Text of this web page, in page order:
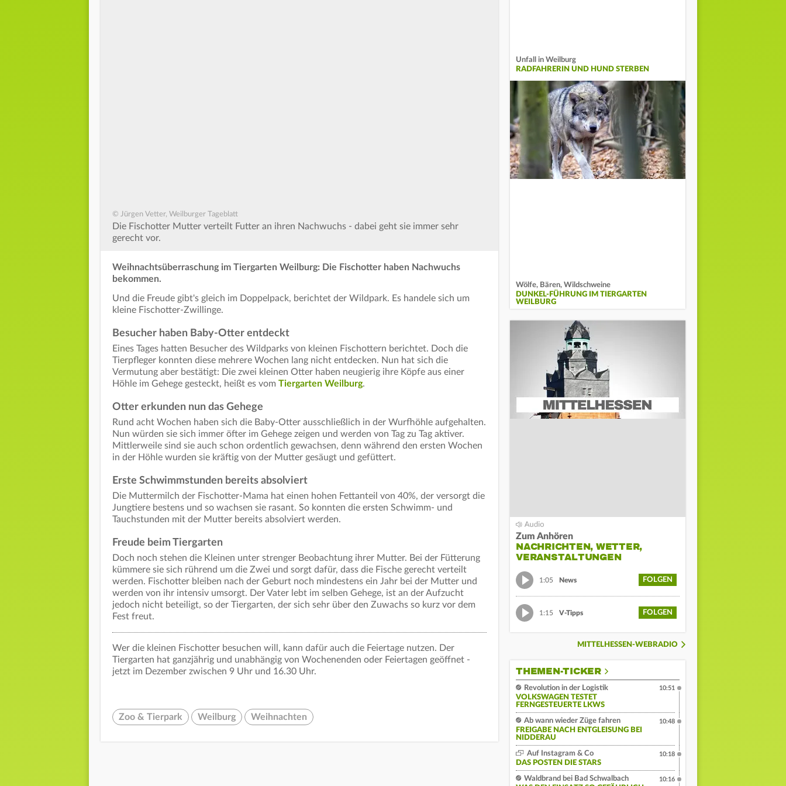
© Jürgen Vetter, Weilburger Tageblatt
Die Fischotter Mutter verteilt Futter an ihren Nachwuchs - dabei geht sie immer sehr
gerecht vor.
Weihnachtsüberraschung im Tiergarten Weilburg: Die Fischotter haben Nachwuchs
bekommen.
Und die Freude gibt's gleich im Doppelpack, berichtet der Wildpark. Es handele sich um
kleine Fischotter-Zwillinge.
Besucher haben Baby-Otter entdeckt
Eines Tages hatten Besucher des Wildparks von kleinen Fischottern berichtet. Doch die
Tierpfleger konnten diese mehrere Wochen lang nicht entdecken. Nun hat sich die
Vermutung aber bestätigt: Die zwei kleinen Otter haben neugierig ihre Köpfe aus einer
Höhle im Gehege gesteckt, heißt es vom Tiergarten Weilburg.
Otter erkunden nun das Gehege
Rund acht Wochen haben sich die Baby-Otter ausschließlich in der Wurfhöhle aufgehalten.
Nun würden sie sich immer öfter im Gehege zeigen und werden von Tag zu Tag aktiver.
Mittlerweile sind sie auch schon ordentlich gewachsen, denn während den ersten Wochen
in der Höhle wurden sie kräftig von der Mutter gesäugt und gefüttert.
Erste Schwimmstunden bereits absolviert
Die Muttermilch der Fischotter-Mama hat einen hohen Fettanteil von 40%, der versorgt die
Jungtiere bestens und so wachsen sie rasant. So konnten die ersten Schwimm- und
Tauchstunden mit der Mutter bereits absolviert werden.
Freude beim Tiergarten
Doch noch stehen die Kleinen unter strenger Beobachtung ihrer Mutter. Bei der Fütterung
kümmere sie sich rührend um die Zwei und sorgt dafür, dass die Fische gerecht verteilt
werden. Fischotter bleiben nach der Geburt noch mindestens ein Jahr bei der Mutter und
werden von ihr intensiv umsorgt. Der Vater lebt im selben Gehege, ist an der Aufzucht
jedoch nicht beteiligt, so der Tiergarten, der sich sehr über den Zuwachs so kurz vor dem
Fest freut.
Wer die kleinen Fischotter besuchen will, kann dafür auch die Feiertage nutzen. Der
Tiergarten hat ganzjährig und unabhängig von Wochenenden oder Feiertagen geöffnet -
jetzt im Dezember zwischen 9 Uhr und 16.30 Uhr.
Zoo & Tierpark Weilburg Weihnachten
Unfall in Weilburg
RADFAHRERIN UND HUND STERBEN
Wölfe, Bären, Wildschweine
DUNKEL-FÜHRUNG IM TIERGARTEN
WEILBURG
Zum Anhören
NACHRICHTEN, WETTER,
VERANSTALTUNGEN
1:05 News FOLGEN
1:15 V-Tipps FOLGEN
MITTELHESSEN-WEBRADIO
THEMEN-TICKER
Revolution in der Logistik
VOLKSWAGEN TESTET
FERNGESTEUERTE LKWS
10:51
Ab wann wieder Züge fahren
FREIGABE NACH ENTGLEISUNG BEI
NIDDERAU
10:48
Auf Instagram & Co
DAS POSTEN DIE STARS
10:18
Waldbrand bei Bad Schwalbach
10:16